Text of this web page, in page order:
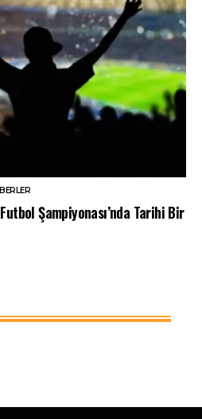
Şampiyonası’nda Tarihi Bir